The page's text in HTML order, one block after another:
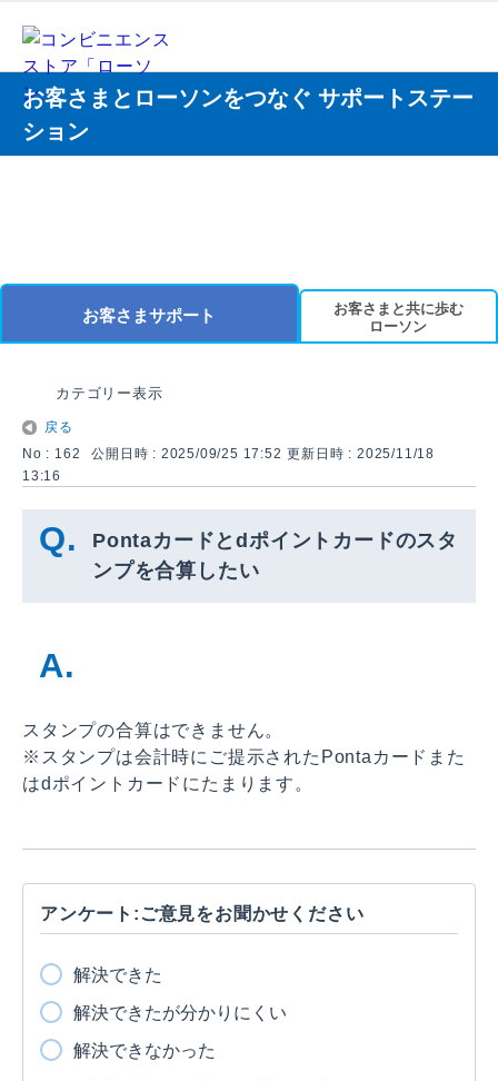
お客さまとローソンをつなぐ サポートステー
ション
お客さまサポート
お客さまと共に歩む
ローソン
カテゴリー表示
戻る
No : 162
公開日時 : 2025/09/25 17:52 更新日時 : 2025/11/18
13:16
Pontaカードとdポイントカードのスタ
ンプを合算したい
スタンプの合算はできません。
※スタンプは会計時にご提示されたPontaカードまた
はdポイントカードにたまります。
アンケート:ご意見をお聞かせください
解決できた
解決できたが分かりにくい
解決できなかった